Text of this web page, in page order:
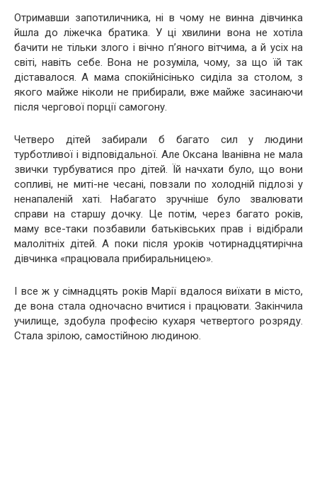
Отримавши запотиличника, ні в чому не винна дівчинка
йшла до ліжечка братика. У ці хвилини вона не хотіла
бачити не тільки злого і вічно п’яного вітчима, а й усіх на
світі, навіть себе. Вона не розуміла, чому, за що їй так
діставалося. А мама спокійнісінько сиділа за столом, з
якого майже ніколи не прибирали, вже майже засинаючи
після чергової порції самогону.
Четверо дітей забирали б багато сил у людини
турботливої і відповідальної. Але Оксана Іванівна не мала
звички турбуватися про дітей. Їй начхати було, що вони
сопливі, не миті-не чесані, повзали по холодній підлозі у
ненапаленій хаті. Набагато зручніше було звалювати
справи на старшу дочку. Це потім, через багато років,
маму все-таки позбавили батьківських прав і відібрали
малолітніх дітей. А поки після уроків чотирнадцятирічна
дівчинка «працювала прибиральницею».
І все ж у сімнадцять років Марії вдалося виїхати в місто,
де вона стала одночасно вчитися і працювати. Закінчила
училище, здобула професію кухаря четвертого розряду.
Стала зрілою, самостійною людиною.